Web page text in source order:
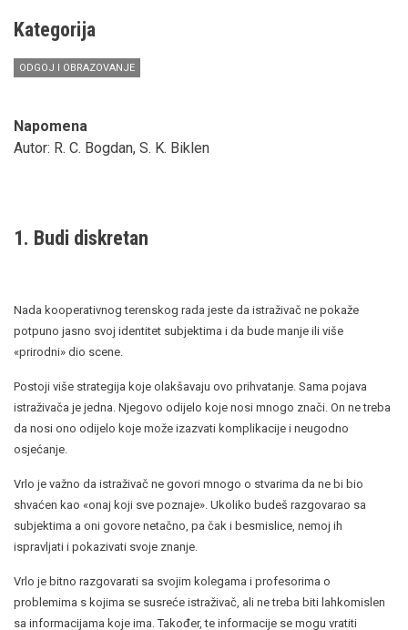
Kategorija
ODGOJ I OBRAZOVANJE
Napomena
Autor: R. C. Bogdan, S. K. Biklen
1. Budi diskretan
Nada kooperativnog terenskog rada jeste da istraživač ne pokaže
potpuno jasno svoj identitet subjektima i da bude manje ili više
«prirodni» dio scene.
Postoji više strategija koje olakšavaju ovo prihvatanje. Sama pojava
istraživača je jedna. Njegovo odijelo koje nosi mnogo znači. On ne treba
da nosi ono odijelo koje može izazvati komplikacije i neugodno
osjećanje.
Vrlo je važno da istraživač ne govori mnogo o stvarima da ne bi bio
shvaćen kao «onaj koji sve poznaje». Ukoliko budeš razgovarao sa
subjektima a oni govore netačno, pa čak i besmislice, nemoj ih
ispravljati i pokazivati svoje znanje.
Vrlo je bitno razgovarati sa svojim kolegama i profesorima o
problemima s kojima se susreće istraživač, ali ne treba biti lahkomislen
sa informacijama koje ima. Također, te informacije se mogu vratiti